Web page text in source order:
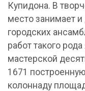
Купидона. В
место занимает и
городских
работ такого
мастерской
1671
колоннаду